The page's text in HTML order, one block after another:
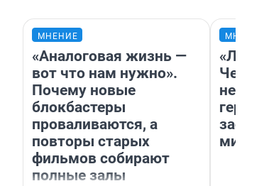
МНЕНИЕ
«Аналоговая жизнь —
вот что нам нужно».
Почему новые
блокбастеры
проваливаются, а
повторы старых
фильмов собирают
полные залы
Чем
герои